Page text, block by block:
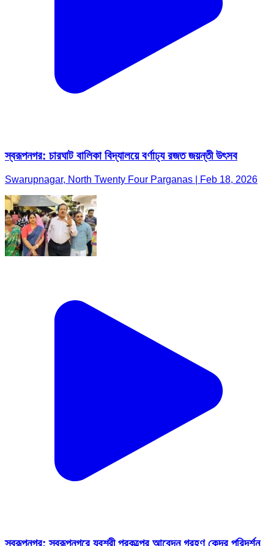
স্বরূপনগর: চারঘাট বালিকা বিদ্যালয়ে বর্ণাঢ্য রজত জয়ন্তী উৎসব
Swarupnagar, North Twenty Four Parganas | Feb 18, 2026
স্বরূপনগর: স্বরূপনগরে যুবশ্রী প্রকল্পের আবেদন গ্রহণ কেন্দ্র পরিদর্শন